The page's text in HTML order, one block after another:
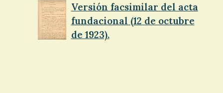
Versión facsimilar del acta
fundacional (12 de octubre
de 1923).